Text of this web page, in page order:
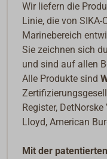
Wir liefern die
Linie, die von
Marinebereich
Sie zeichnen sich
und sind auf allen
Alle Produkte sind
Register,
Lloyd, American
Mit der